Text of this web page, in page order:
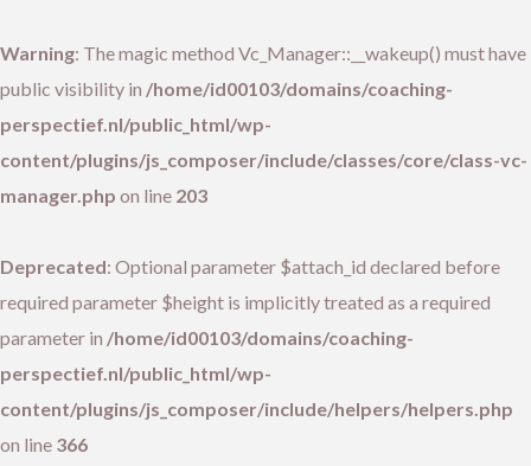
Warning: The magic method Vc_Manager::__wakeup() must have
public visibility in /home/id00103/domains/coaching-
perspectief.nl/public_html/wp-
content/plugins/js_composer/include/classes/core/class-vc-
manager.php on line 203
Deprecated: Optional parameter $attach_id declared before
required parameter $height is implicitly treated as a required
parameter in /home/id00103/domains/coaching-
perspectief.nl/public_html/wp-
content/plugins/js_composer/include/helpers/helpers.php
on line 366